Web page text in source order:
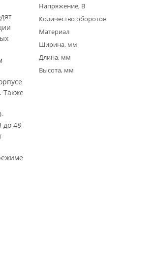
Также
до 48
Напряжение, В
Количество оборотов
Материал
Ширина, мм
Длина, мм
Высота, мм